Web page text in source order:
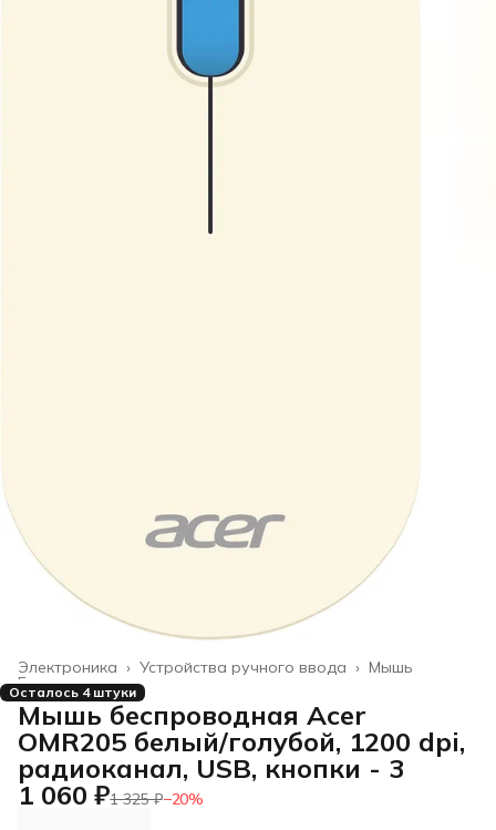
Мышь
Устройства ручного ввода ›
Электроника ›
Главная ›
Осталось 4 штуки
Мышь беспроводная Acer
OMR205 белый/голубой, 1200 dpi,
радиоканал, USB, кнопки - 3
1 060 ₽1 325 ₽−20%